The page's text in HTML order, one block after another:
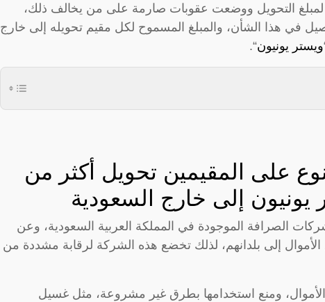
التحويل ووضعت عقوبات صارمة على من يخالف ذلك،
في هذا الشأن، والمبلغ المسموح لكل مقيم تحويله إلى خارج
ويستر يونيون“.
على المقيمين تحويل أكثر من
يونيون إلى خارج السعودية
الصرافة الموجودة في المملكة العربية السعودية، وعن
الأموال إلى بلدانهم، لذلك تخضع هذه الشركة لرقابة مشددة من
ومنع استخدامها بطرق غير مشروعة، مثل غسيل